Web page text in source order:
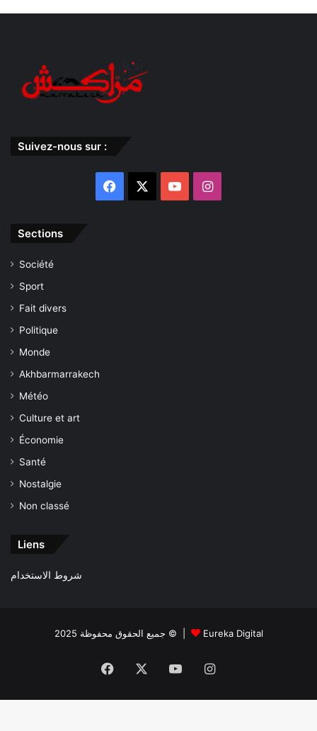
Suivez-nous sur :
Facebook YouTubeInstagram
Sections
Société
Sport
Fait divers
Politique
Monde
Akhbarmarrakech
Météo
Culture et art
Économie
Santé
Nostalgie
Non classé
Liens
شروط الاستخدام
جميع الحقوق محفوظة 2025 © | Eureka Digital
Facebook YouTubeInstagram